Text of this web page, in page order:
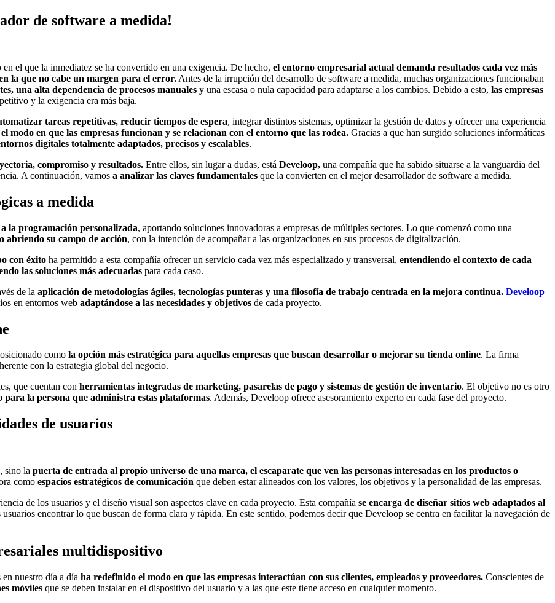
de software a medida!
el que la inmediatez se ha convertido en una exigencia. De hecho, el entorno empresarial actual demanda resultados cada vez más
la que no cabe un margen para el error. Antes de la irrupción del desarrollo de software a medida, muchas organizaciones funcionaban
una alta dependencia de procesos manuales y una escasa o nula capacidad para adaptarse a los cambios. Debido a esto, las empresas
y la exigencia era más baja.
tareas repetitivas, reducir tiempos de espera, integrar distintos sistemas, optimizar la gestión de datos y ofrecer una experiencia
modo en que las empresas funcionan y se relacionan con el entorno que las rodea. Gracias a que han surgido soluciones informáticas
digitales totalmente adaptados, precisos y escalables.
compromiso y resultados. Entre ellos, sin lugar a dudas, está Develoop, una compañía que ha sabido situarse a la vanguardia del
A continuación, vamos a analizar las claves fundamentales que la convierten en el mejor desarrollador de software a medida.
a medida
la programación personalizada, aportando soluciones innovadoras a empresas de múltiples sectores. Lo que comenzó como una
abriendo su campo de acción, con la intención de acompañar a las organizaciones en sus procesos de digitalización.
con éxito ha permitido a esta compañía ofrecer un servicio cada vez más especializado y transversal, entendiendo el contexto de cada
las soluciones más adecuadas para cada caso.
de la aplicación de metodologías ágiles, tecnologías punteras y una filosofía de trabajo centrada en la mejora continua. Develoop
en entornos web adaptándose a las necesidades y objetivos de cada proyecto.
como la opción más estratégica para aquellas empresas que buscan desarrollar o mejorar su tienda online. La firma
con la estrategia global del negocio.
que cuentan con herramientas integradas de marketing, pasarelas de pago y sistemas de gestión de inventario. El objetivo no es otro
la persona que administra estas plataformas. Además, Develoop ofrece asesoramiento experto en cada fase del proyecto.
de usuarios
sino la puerta de entrada al propio universo de una marca, el escaparate que ven las personas interesadas en los productos o
como espacios estratégicos de comunicación que deben estar alineados con los valores, los objetivos y la personalidad de las empresas.
de los usuarios y el diseño visual son aspectos clave en cada proyecto. Esta compañía se encarga de diseñar sitios web adaptados al
usuarios encontrar lo que buscan de forma clara y rápida. En este sentido, podemos decir que Develoop se centra en facilitar la navegación de
multidispositivo
nuestro día a día ha redefinido el modo en que las empresas interactúan con sus clientes, empleados y proveedores. Conscientes de
móviles que se deben instalar en el dispositivo del usuario y a las que este tiene acceso en cualquier momento.